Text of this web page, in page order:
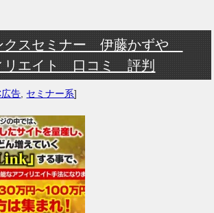
クスセミナー 伊藤かずや
リエイト 口コミ 評判
広告 セミナー系]